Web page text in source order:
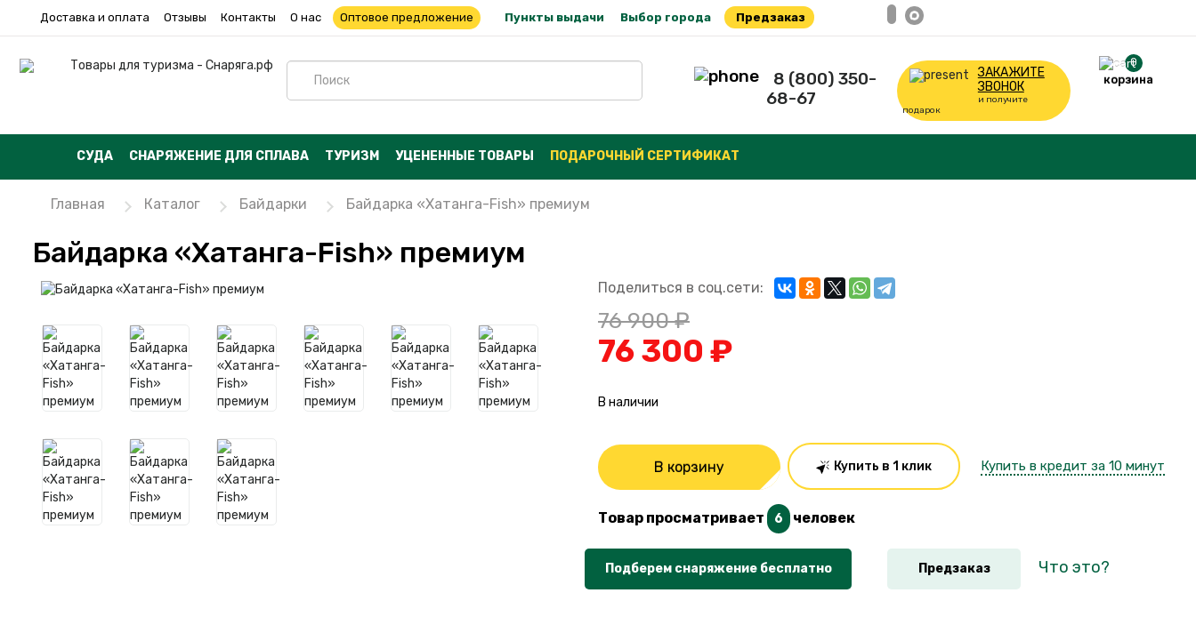
Доставка и оплата Отзывы Контакты О нас Оптовое предложение Пункты выдачи Выбор города Предзаказ
8 (800) 350-
68-67
ЗАКАЖИТЕ
ЗВОНОК
и получите
подарок
0
корзина
СУДА СНАРЯЖЕНИЕ ДЛЯ СПЛАВА ТУРИЗМ УЦЕНЕННЫЕ ТОВАРЫ ПОДАРОЧНЫЙ СЕРТИФИКАТ
Главная Каталог Байдарки Байдарка «Хатанга-Fish» премиум
Байдарка «Хатанга-Fish» премиум
Поделиться в соц.сети:
76 900 ₽
76 300 ₽
В наличии
В корзину Купить в 1 клик Купить в кредит за 10 минут
Товар просматривает 6 человек
Подберем снаряжение бесплатно Предзаказ Что это?